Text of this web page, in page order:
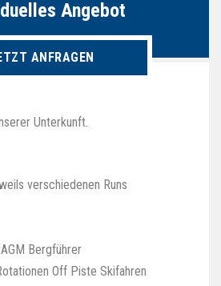
Angebot
ANFRAGEN
Unterkunft.
verschiedenen Runs
Bergführer
Off Piste Skifahren